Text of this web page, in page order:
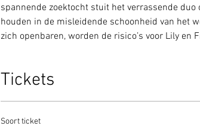
spannende zoektocht stuit het verrassende
houden in de misleidende schoonheid van het
zich openbaren, worden de risico’s voor Lily
Tickets
Soort ticket